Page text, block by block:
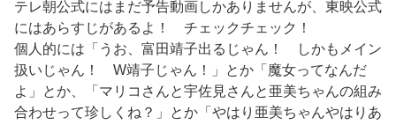
テレ朝公式にはまだ予告動画しかありませんが、東映公式
にはあらすじがあるよ！ チェックチェック！
個人的には「うお、富田靖子出るじゃん！ しかもメイン
扱いじゃん！ W靖子じゃん！」とか「魔女ってなんだ
よ」とか、「マリコさんと宇佐見さんと亜美ちゃんの組み
合わせって珍しくね？」とか「やはり亜美ちゃんやはりあ